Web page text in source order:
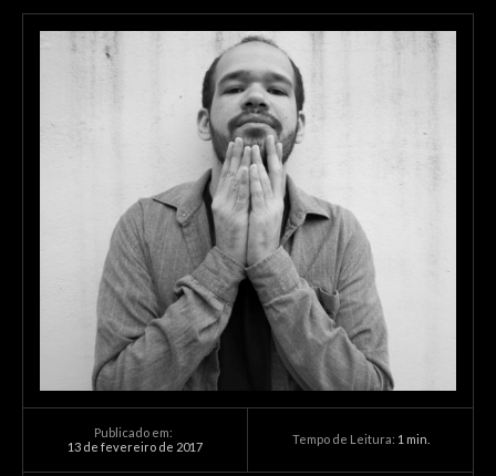
Publicado em:
13 de fevereiro de 2017
Tempo de Leitura: 1 min.